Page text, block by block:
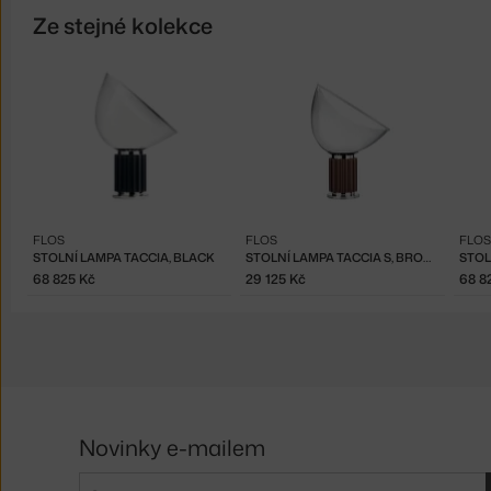
Ze stejné kolekce
STOLNÍ LAMPA TACCIA, BLACK
FLOS
68 825 Kč
STOLNÍ LAMPA TACCIA S, BRONZE
FLOS
29 125 Kč
FLOS
68
Novinky e-mailem